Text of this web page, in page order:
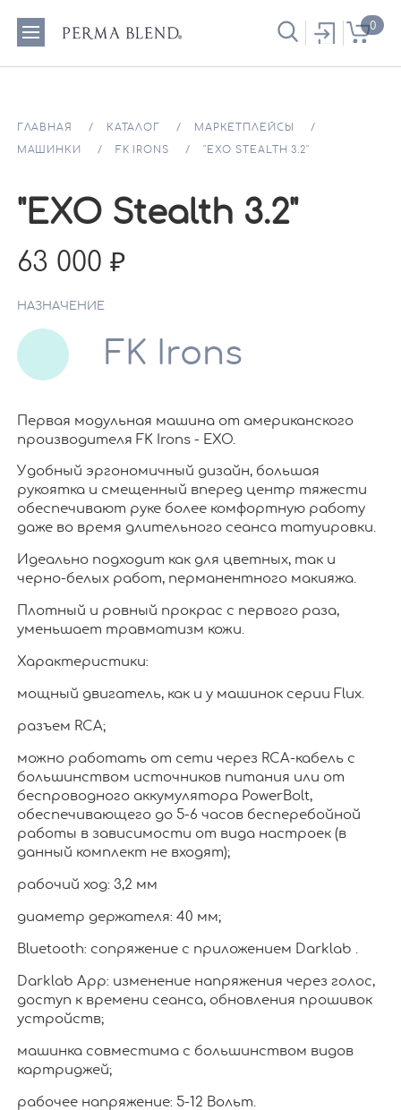
0
ГЛАВНАЯ КАТАЛОГ МАРКЕТПЛЕЙСЫ
МАШИНКИ FK IRONS "EXO STEALTH 3.2"
"EXO Stealth 3.2"
63 000
НАЗНАЧЕНИЕ
FK Irons
Первая модульная машина от американского
производителя FK Irons - ЕХО.
Удобный эргономичный дизайн, большая
рукоятка и смещенный вперед центр тяжести
обеспечивают руке более комфортную работу
даже во время длительного сеанса татуировки.
Идеально подходит как для цветных, так и
черно-белых работ, перманентного макияжа.
Плотный и ровный прокрас с первого раза,
уменьшает травматизм кожи.
Характеристики:
мощный двигатель, как и у машинок серии Flux.
разъем RCA;
можно работать от сети через RCA-кабель с
большинством источников питания или от
беспроводного аккумулятора PowerBolt,
обеспечивающего до 5-6 часов бесперебойной
работы в зависимости от вида настроек (в
данный комплект не входят);
рабочий ход: 3,2 мм
диаметр держателя: 40 мм;
Bluetooth: сопряжение с приложением Darklab .
Darklab App: изменение напряжения через голос,
доступ к времени сеанса, обновления прошивок
устройств;
машинка совместима с большинством видов
картриджей;
рабочее напряжение: 5-12 Вольт.